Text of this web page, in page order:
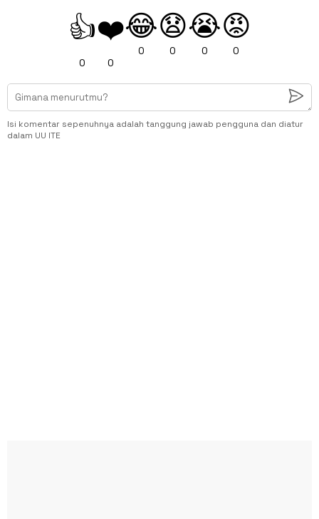
👍
0
❤️
0
😂
0
😧
0
😭
0
😡
0
Isi komentar sepenuhnya adalah tanggung jawab pengguna dan diatur
dalam UU ITE